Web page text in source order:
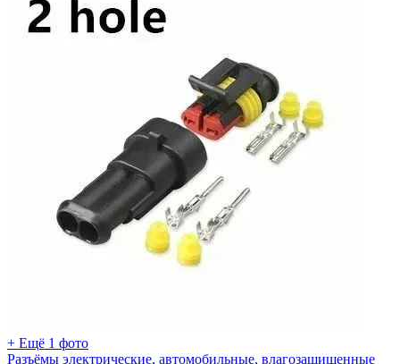
+ Ещё 1 фото
Разъёмы электрические, автомобильные, влагозащищенные